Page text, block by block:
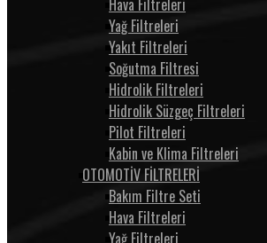
Hava Filtreleri
Yağ Filtreleri
Yakıt Filtreleri
Soğutma Filtresi
Hidrolik Filtreleri
Hidrolik Süzgeç Filtreleri
Pilot Filtreleri
Kabin ve Klima Filtreleri
OTOMOTİV FİLTRELERİ
Bakım Filtre Seti
Hava Filtreleri